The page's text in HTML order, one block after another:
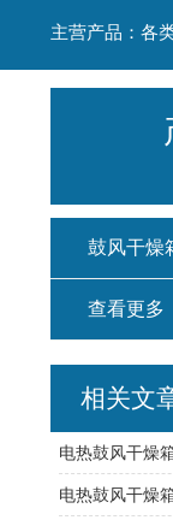
主营产品：各
鼓风干燥
查看更多
相关文
电热鼓风干燥
电热鼓风干燥